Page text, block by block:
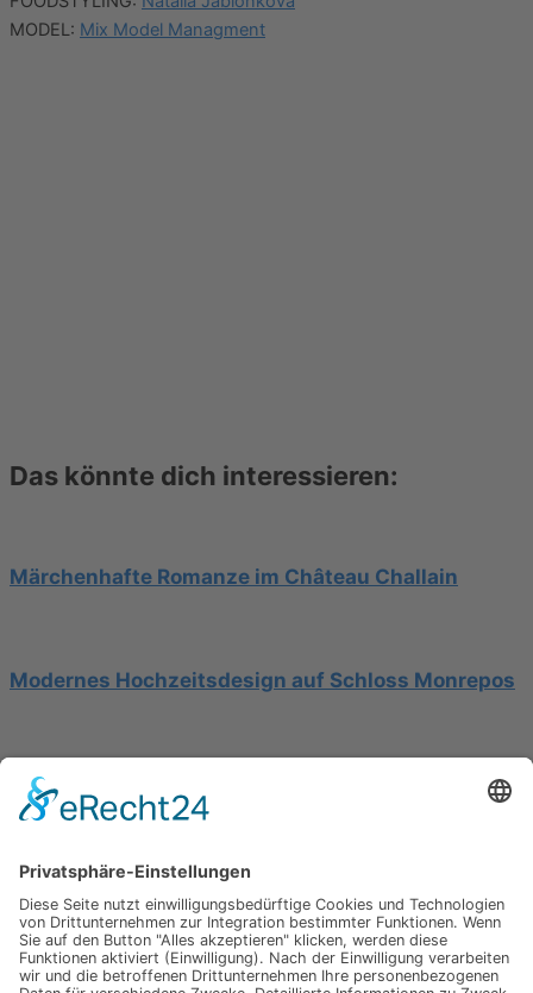
MODEL: Mix Model Managment
Das könnte dich interessieren:
Märchenhafte Romanze im Château Challain
Modernes Hochzeitsdesign auf Schloss Monrepos
Hochzeit am Gardasee auf einer Segelyacht
Impressum
Werbung
About